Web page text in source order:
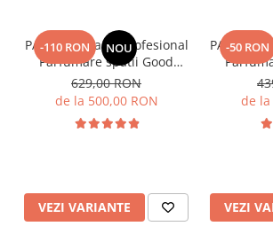
-110 RON NOU
PACHET: Aparat Profesional
Parfumare spatii Good
Scent GS480, culoare alba
cu 500 g esenta inclusa
629,00 RON
de la 500,00 RON
VEZI VARIANTE
-50 RON
PACHET:
Scent GS
negru
de la
VEZI